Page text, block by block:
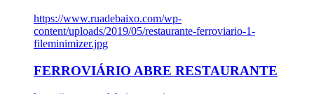
https://www.ruadebaixo.com/wp-
content/uploads/2019/05/restaurante-ferroviario-1-
fileminimizer.jpg
FERROVIÁRIO ABRE RESTAURANTE